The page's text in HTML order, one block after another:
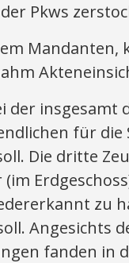
Pkws
Mandanten,
der insgesamt
für die
Die dritte
zu
Angesichts
fanden in